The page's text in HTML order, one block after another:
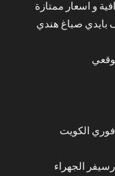
و اسعار ممتازة
بايدي صباغ هندي
الكويت
الجهراء